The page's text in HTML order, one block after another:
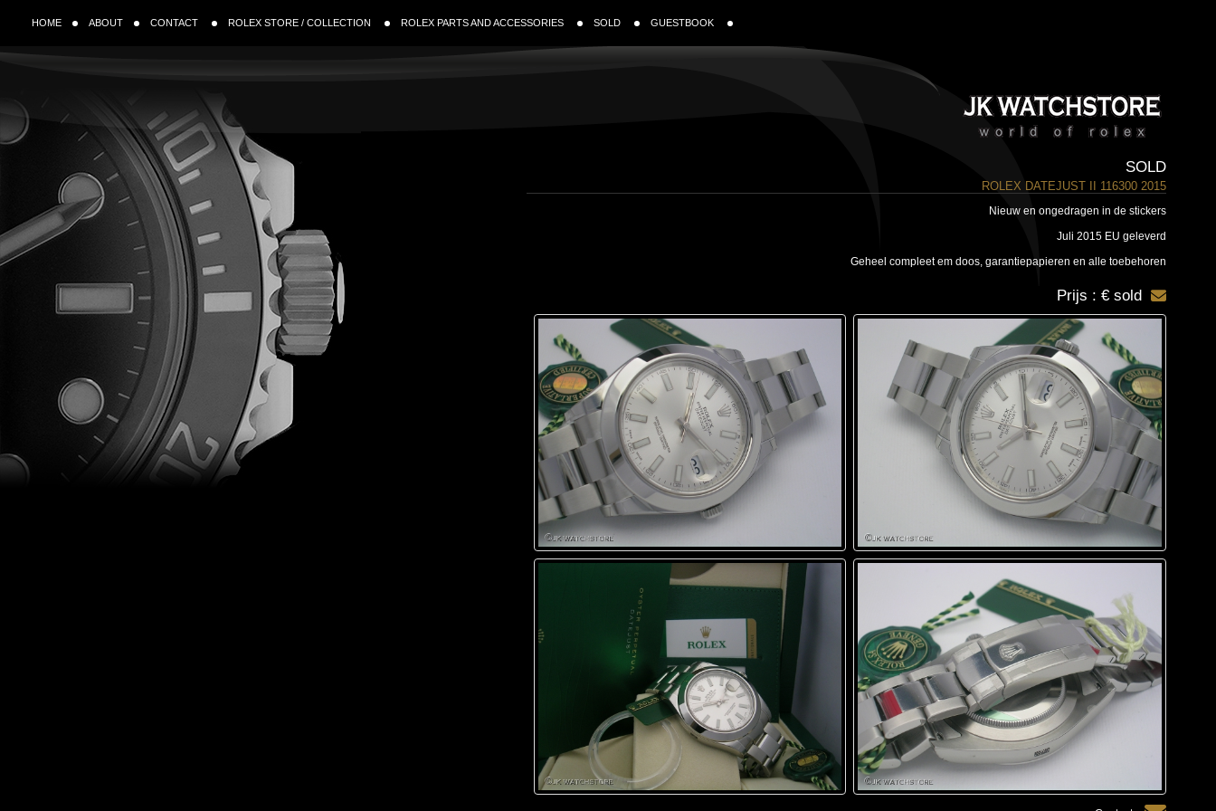
HOME ABOUT CONTACT ROLEX STORE / COLLECTION ROLEX PARTS AND ACCESSORIES SOLD GUESTBOOK
SOLD
ROLEX DATEJUST II 116300 2015
Nieuw en ongedragen in de stickers
Juli 2015 EU geleverd
Geheel compleet em doos, garantiepapieren en alle toebehoren
Prijs : € sold